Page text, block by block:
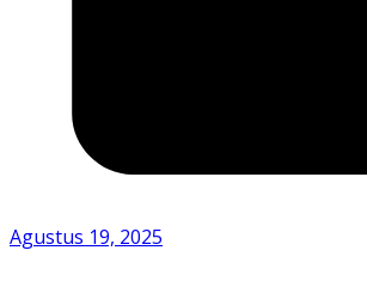
Agustus 19, 2025